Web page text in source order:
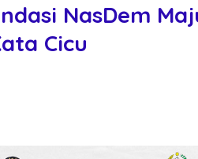
NasDem
Cicu